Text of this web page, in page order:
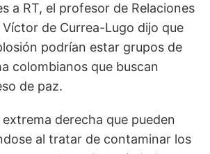
a RT, el profesor de Relaciones
de Currea-Lugo dijo que
podrían estar grupos de
colombianos que buscan
de paz.
derecha que pueden
al tratar de contaminar los